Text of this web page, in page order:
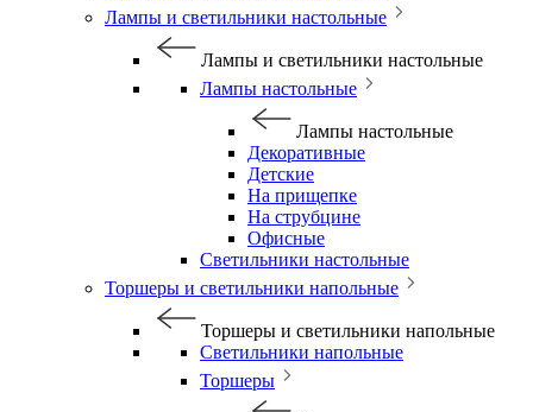
Лампы и светильники настольные
Лампы и светильники настольные
Лампы настольные
Лампы настольные
Декоративные
Детские
На прищепке
На струбцине
Офисные
Светильники настольные
Торшеры и светильники напольные
Торшеры и светильники напольные
Светильники напольные
Торшеры